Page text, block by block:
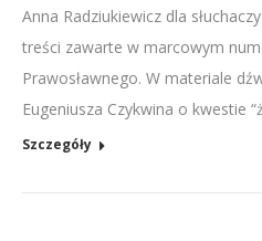
Anna Radziukiewicz dla
treści zawarte w marcowym
Prawosławnego. W materiale
Eugeniusza Czykwina o kwestie
Szczegóły